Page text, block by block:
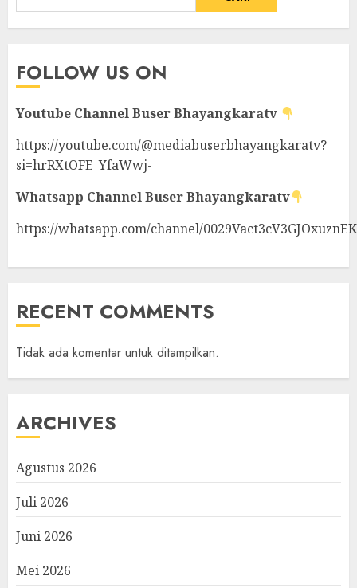
FOLLOW US ON
Youtube ChannelBuser Bhayangkaratv
https://youtube.com/@mediabuserbhayangkaratv?
si=hrRXtOFE_YfaWwj-
Whatsapp ChannelBuser Bhayangkaratv
https://whatsapp.com/channel/
RECENT COMMENTS
Tidak ada komentar untuk ditampilkan.
ARCHIVES
Agustus 2026
Juli 2026
Juni 2026
Mei 2026